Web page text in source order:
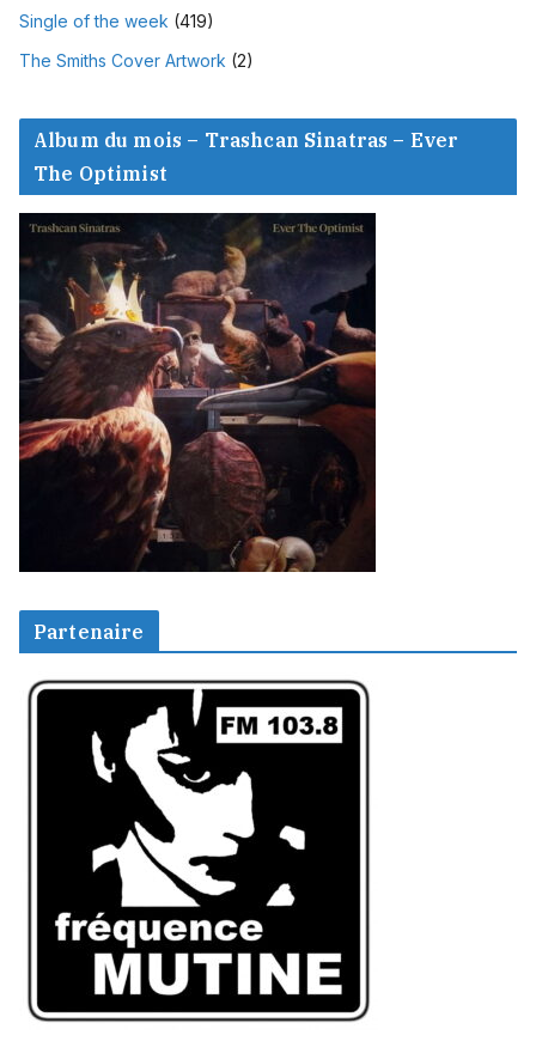
Single of the week (419)
The Smiths Cover Artwork (2)
Album du mois – Trashcan Sinatras – Ever
The Optimist
Partenaire